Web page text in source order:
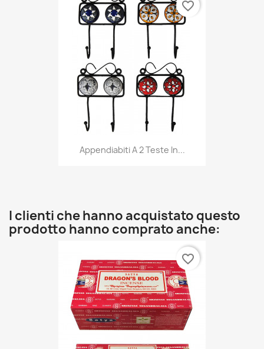
Appendiabiti A 2 Teste In...
favorite_border
I clienti che hanno acquistato questo
prodotto hanno comprato anche:
favorite_border